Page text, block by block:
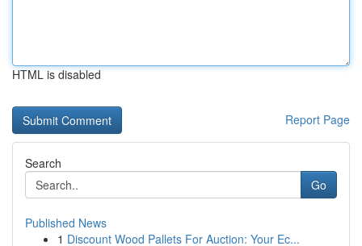
HTML is disabled
Report Page
Search
Go
Published News
1 Discount Wood Pallets For Auction: Your Ec...